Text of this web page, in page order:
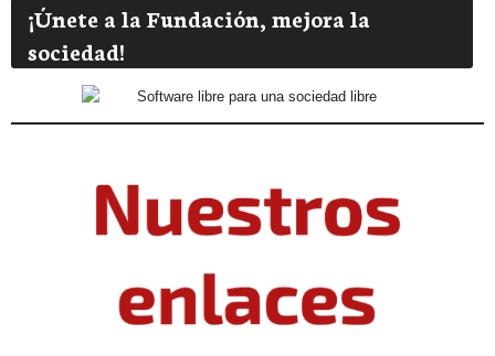
¡Únete a la Fundación, mejora la
sociedad!